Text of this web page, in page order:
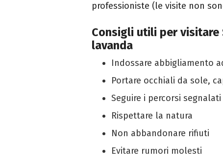
professioniste (le visite non
Consigli utili per visitare
lavanda
Indossare abbigliamento
Portare occhiali da sole,
Seguire i percorsi
Rispettare la natura
Non abbandonare rifiuti
Evitare rumori molesti